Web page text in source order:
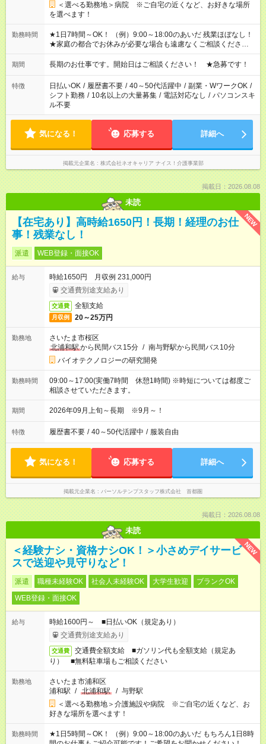
＜選べる勤務地＞病院 ※ご自宅の近くなど、お好きな場所
を選べます！
勤務時間
★1日7時間～OK！ （例）9:00～18:00のあいだ 残業ほぼなし！
★家庭の都合でお休みが必要な場合も遠慮なくご相談ください。
※シフトはご希望に合わせて調整可能です。 その他、 ＊週4日・
1日7時間 ＊日勤のみ ＊土日休み ＊午前だけ・午後だけ ＊平日
仕事をご紹介できます！ 登録の際に、あなたのご希望をお聞か
せください。
期間 長期のお仕事です。開始日はご相談ください！ ★急募です！
特徴 日払いOK / 履歴書不要 / 40～50代活躍中 / 副業・WワークOK /
シフト勤務 / 10名以上の大量募集 / 電話対応なし / パソコンスキ
ル不要
気になる！ 応募する 詳細へ
掲載元企業名 株式会社ネオキャリア ナイス！介護事業部
掲載日：2026.08.08
未読
NEW
【在宅あり】高時給1650円！長期！経理のお仕
事！残業なし！
派遣 WEB登録・面接OK
給与
時給1650円 月収例 231,000円
交通費別途支給あり
交通費 全額支給
月収例 20～25万円
勤務地
さいたま市桜区
北浦和駅から民間バス15分 / 南与野駅から民間バス10分
バイオテクノロジーの研究開発
勤務時間
09:00～17:00(実働7時間 休憩1時間) ※時短については都度ご
相談させていただきます。
期間 2026年09月上旬～長期 ※9月～！
特徴 履歴書不要 / 40～50代活躍中 / 服装自由
気になる！ 応募する 詳細へ
掲載元企業名 パーソルテンプスタッフ株式会社 首都圏
掲載日：2026.08.08
未読
NEW
＜経験ナシ・資格ナシOK！＞小さめデイサービ
スで送迎や見守りなど！
派遣 職種未経験OK 社会人未経験OK 大学生歓迎
ブランクOK
WEB登録・面接OK
給与
時給1600円～ ■日払いOK（規定あり）
交通費別途支給あり
交通費
交通費全額支給 ■ガソリン代も全額支給（規定あ
り） ■無料駐車場もご相談ください
勤務地
さいたま市浦和区
浦和駅 / 北浦和駅 / 与野駅
＜選べる勤務地＞介護施設や病院 ※ご自宅の近くなど、お
好きな場所を選べます！
勤務時間
★1日5時間～OK！ （例）9:00～18:00のあいだ もちろん1日8時